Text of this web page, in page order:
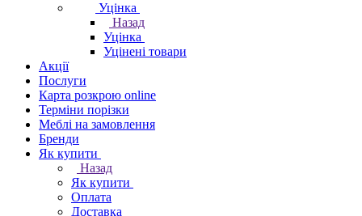
Уцінка
Назад
Уцінка
Уцінені товари
Акції
Послуги
Карта розкрою online
Терміни порізки
Меблі на замовлення
Бренди
Як купити
Назад
Як купити
Оплата
Доставка